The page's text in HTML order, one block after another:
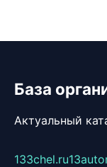
База
Актуальный
133chel.ru